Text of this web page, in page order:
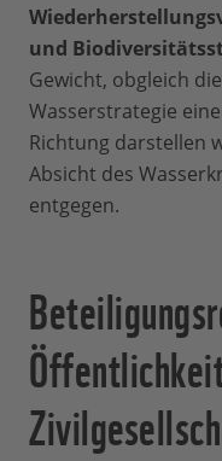
und
Gewicht, obgleich
Wasserstrategie
Richtung darstellen
Absicht des
entgegen.